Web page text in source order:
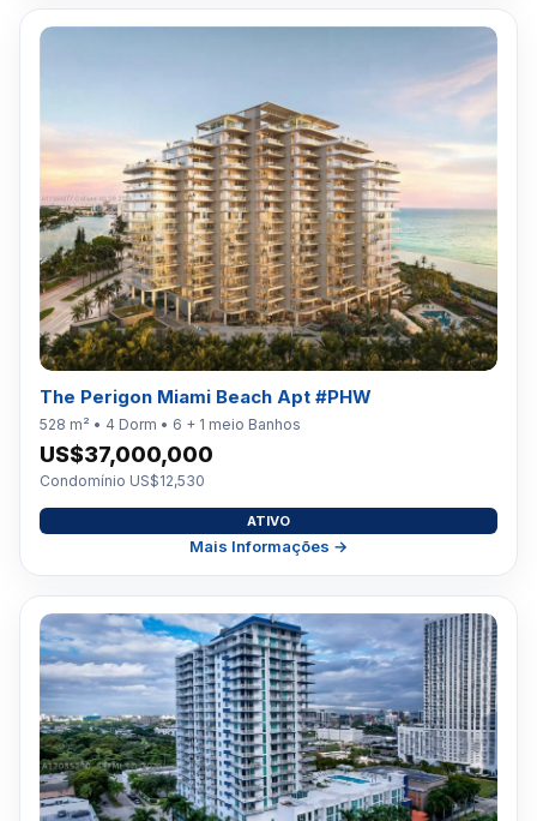
The Perigon Miami Beach Apt #PHW
528 m² • 4 Dorm • 6 + 1 meio Banhos
US$37,000,000
Condomínio US$12,530
ATIVO
Mais Informações →